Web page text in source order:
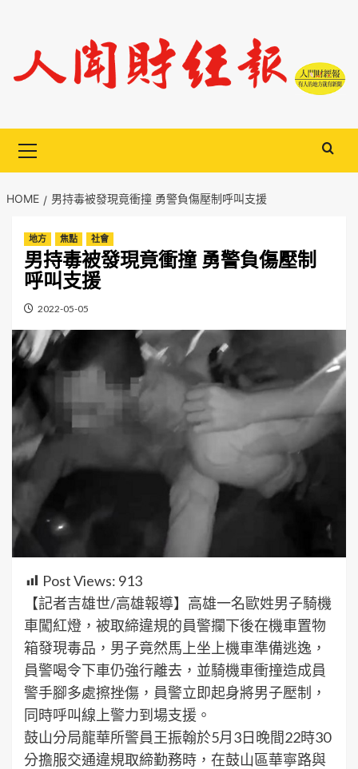
content
Menu
HOME 男持毒被發現竟衝撞 勇警負傷壓制呼叫支援
地方 焦點 社會
男持毒被發現竟衝撞 勇警負傷壓制
呼叫支援
2022-05-05
Post Views: 913
【記者吉雄世/高雄報導】高雄一名歐姓男子騎機
車闖紅燈，被取締違規的員警攔下後在機車置物
箱發現毒品，男子竟然馬上坐上機車準備逃逸，
員警喝令下車仍強行離去，並騎機車衝撞造成員
警手腳多處擦挫傷，員警立即起身將男子壓制，
同時呼叫線上警力到場支援。
鼓山分局龍華所警員王振翰於5月3日晚間22時30
分擔服交通違規取締勤務時，在鼓山區華寧路與